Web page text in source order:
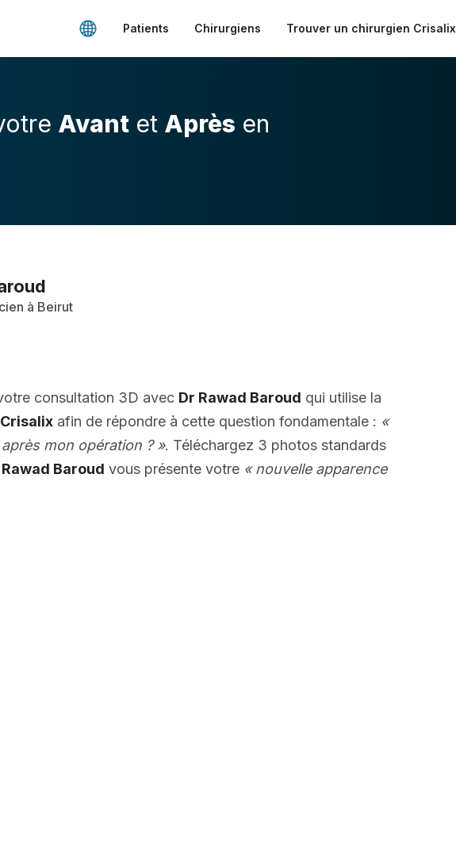
Patients Chirurgiens Trouver un chirurgien Crisalix
Avant et Après en
à Beirut
consultation 3D avec Dr Rawad Baroud qui utilise la
afin de répondre à cette question fondamentale : «
mon opération ? ». Téléchargez 3 photos standards
Baroud vous présente votre « nouvelle apparence